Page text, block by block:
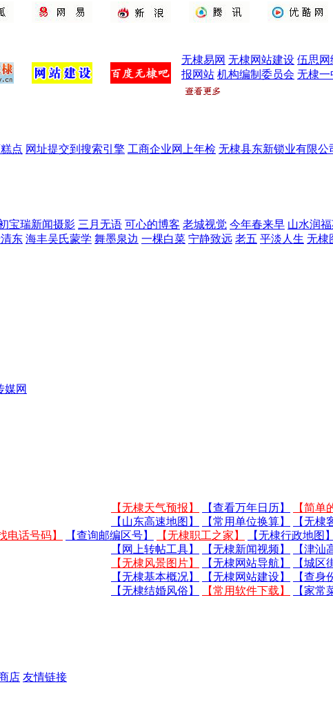
无棣易网 无棣网站建设 伍思网
报网站 机构编制委员会 无棣一
点 网址提交到搜索引擎 工商企业网上年检 无棣县东新锁业有限公
宝瑞新闻摄影 三月无语 可心的博客 老城视觉 今年春来早 山水润
东 海丰吴氏蒙学 舞墨泉边 一棵白菜 宁静致远 老五 平淡人生 无棣
媒网
【无棣天气预报】 【查看万年日历】
【简单
【山东高速地图】
【常用单位换算】
【无棣
电话号码】
【查询邮编区号】 【无棣职工之家】 【无棣行政地图】
【网上转帖工具】
【无棣新闻视频】
【津汕
【无棣风景图片】
【无棣网站导航】
【城区
【无棣基本概况】
【无棣网站建设】
【查身
【无棣结婚风俗】
【常用软件下载】 【家常
店 友情链接